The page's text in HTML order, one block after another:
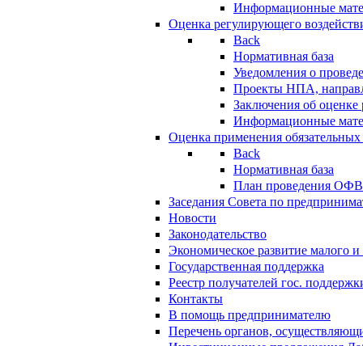
Информационные
Оценка регулирующего
Back
Нормативная база
Уведомления о
Проекты НПА,
Заключения об
Информационные
Оценка применения
Back
Нормативная база
План проведения
Заседания Совета по
Новости
Законодательство
Экономическое развитие малого и
Государственная поддержка
Реестр получателей гос.
Контакты
В помощь предпринимателю
Перечень органов,